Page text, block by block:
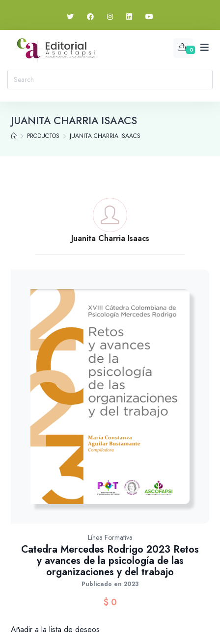
0
JUANITA CHARRIA ISAACS
PRODUCTOS JUANITA CHARRIA ISAACS
Juanita Charria Isaacs
Línea Formativa
Catedra Mercedes Rodrigo 2023 Retos
y avances de la psicología de las
organizaciones y del trabajo
Publicado en 2023
$0
Añadir a la lista de deseos